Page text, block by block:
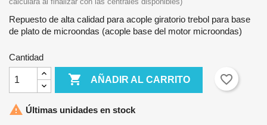
Repuesto de alta calidad para acople giratorio trebol para base
de plato de microondas (acople base del motor microondas)
Cantidad
 AÑADIR AL CARRITO favorite_border
 Últimas unidades en stock